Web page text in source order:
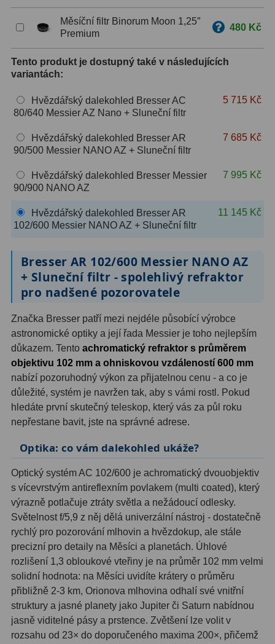
CLS a UHC18
OIII9
Hβ 6
Planetární2
Barevné66
Barlow 2x38
Barlow 4x3
Převracecí4
Hledáčky28
Optické hledáčky 15
Red Dot hledáčky 6
Příslušenství54
Redukce 1,25" a 2"17
Svítilny5
Čištění28
Binohlavy
Ostatní1
Měsíční filtr Binorum Moon 1,25″
Premium
480 Kč
Tento produkt je dostupný také v následujících
variantách:
Hvězdářský dalekohled Bresser AC
80/640 Messier AZ Nano + Sluneční filtr
5 715 Kč
Hvězdářský dalekohled Bresser AR
90/500 Messier NANO AZ + Sluneční filtr
7 685 Kč
Hvězdářský dalekohled Bresser Messier
90/900 NANO AZ
7 995 Kč
Hvězdářský dalekohled Bresser AR
102/600 Messier NANO AZ + Sluneční filtr
11 145 Kč
Bresser AR 102/600 Messier NANO AZ
+ Sluneční filtr - spolehlivý refraktor
pro nadšené pozorovatele
Značka Bresser patří mezi nejdéle působící výrobce
astronomické optiky a její řada Messier je toho nejlepším
důkazem. Tento achromatický refraktor s průměrem
objektivu 102 mm a ohniskovou vzdáleností 600 mm
nabízí pozoruhodný výkon za přijatelnou cenu - a co je
důležité, systém je navržen tak, aby s vámi rostl. Pokud
hledáte první skutečný teleskop, který vás za půl roku
nepřestane bavit, jste na správné adrese.
Optika: co vám dalekohled ukáže?
Optický systém AC 102/600 je achromatický dvouobjektiv
s vícevrstvým antireflexním povlakem (multi coated), který
výrazně potlačuje ztráty světla a nežádoucí odlesky.
Světelnost f/5,9 z něj dělá univerzální nástroj - dostatečně
rychlý pro pozorování mlhovin a hvězdokup, ale stále
precizní pro detaily na Měsíci a planetách. Úhlové
rozlišení 1,3 obloukové vteřiny je na průměr 102 mm velmi
solidní hodnota: na Měsíci uvidíte krátery o průměru
přibližně 2-3 km, Orionova mlhovina odhalí své vnitřní
struktury a jasné planety jako Jupiter či Saturn nabídnou
jasně viditelné pásy a prstence. Zvětšení lze volit v
rozsahu od 23× do doporučeného maxima 200×, přičemž